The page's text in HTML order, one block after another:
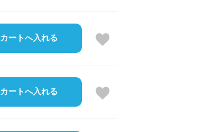
カートへ入れる
カートへ入れる